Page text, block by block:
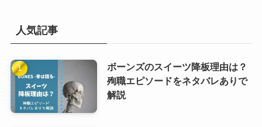
人気記事
ボーンズのスイーツ降板理由は？
殉職エピソードをネタバレありで
解説